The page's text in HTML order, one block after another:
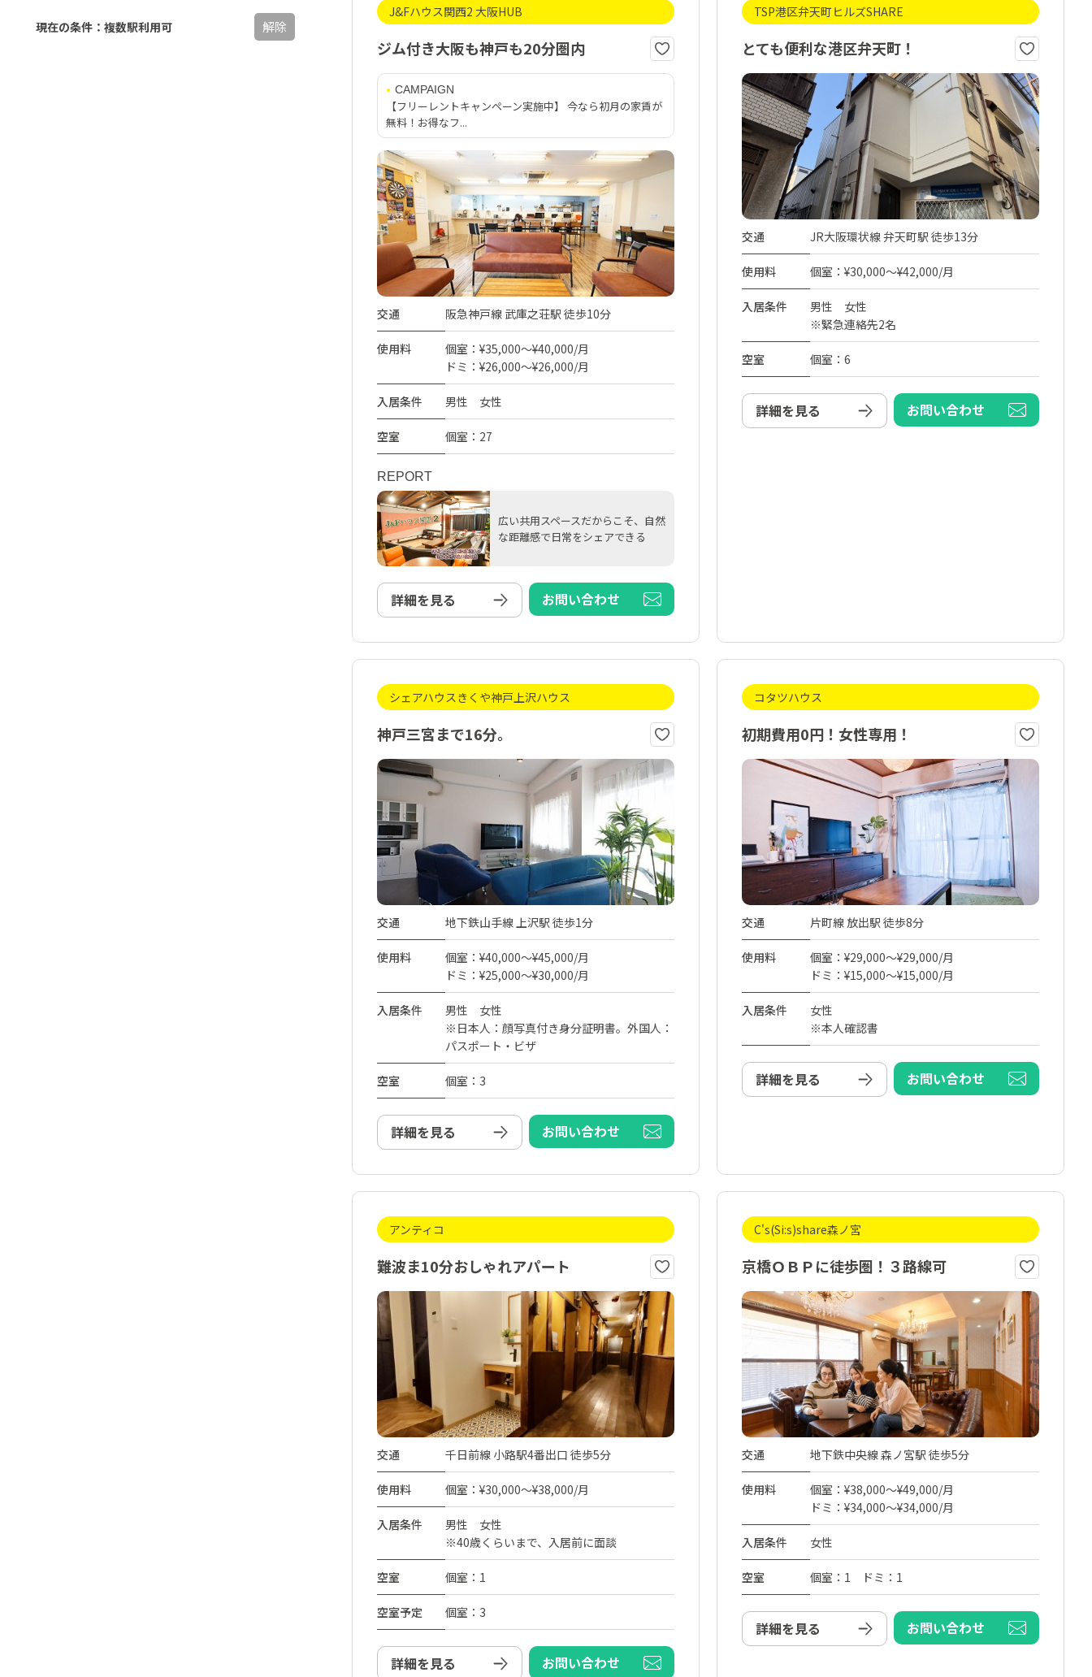
現在の条件：複数駅利用可 解除
J&Fハウス関西2 大阪HUB
ジム付き大阪も神戸も20分圏内
CAMPAIGN
【フリーレントキャンペーン実施中】 今なら初月の家賃が
無料！お得なフ...
交通 阪急神戸線 武庫之荘駅 徒歩10分
使用料
個室：¥35,000～¥40,000/月
ドミ：¥26,000～¥26,000/月
入居条件 男性 女性
空室 個室：27
REPORT
広い共用スペースだからこそ、自然
な距離感で日常をシェアできる
詳細を見る お問い合わせ
TSP港区弁天町ヒルズSHARE
とても便利な港区弁天町！
交通 JR大阪環状線 弁天町駅 徒歩13分
使用料 個室：¥30,000～¥42,000/月
入居条件
男性 女性
※緊急連絡先2名
空室 個室：6
詳細を見る お問い合わせ
シェアハウスきくや神戸上沢ハウス
神戸三宮まで16分。
交通 地下鉄山手線 上沢駅 徒歩1分
使用料
個室：¥40,000～¥45,000/月
ドミ：¥25,000～¥30,000/月
入居条件
男性 女性
※日本人：顔写真付き身分証明書。外国人：
パスポート・ビザ
空室 個室：3
詳細を見る お問い合わせ
コタツハウス
初期費用0円！女性専用！
交通 片町線 放出駅 徒歩8分
使用料
個室：¥29,000～¥29,000/月
ドミ：¥15,000～¥15,000/月
入居条件
女性
※本人確認書
詳細を見る お問い合わせ
アンティコ
難波ま10分おしゃれアパート
交通 千日前線 小路駅4番出口 徒歩5分
使用料 個室：¥30,000～¥38,000/月
入居条件
男性 女性
※40歳くらいまで、入居前に面談
空室 個室：1
空室予定 個室：3
詳細を見る お問い合わせ
C's(Si:s)share森ノ宮
京橋ＯＢＰに徒歩圏！３路線可
交通 地下鉄中央線 森ノ宮駅 徒歩5分
使用料
個室：¥38,000～¥49,000/月
ドミ：¥34,000～¥34,000/月
入居条件 女性
空室 個室：1 ドミ：1
詳細を見る お問い合わせ